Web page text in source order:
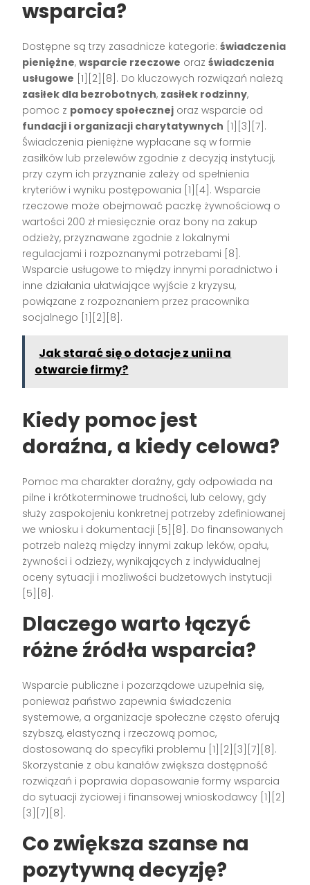
wsparcia?
Dostępne są trzy zasadnicze kategorie:świadczenia
pieniężne,wsparcie rzeczowe orazświadczenia
usługowe [1][2][8]. Do kluczowych rozwiązań należą
zasiłek dla bezrobotnych, zasiłek rodzinny,
pomoc z pomocy społecznej oraz wsparcie od
fundacji i organizacji charytatywnych [1][3][7].
Świadczenia pieniężne wypłacane są w formie
zasiłków lub przelewów zgodnie z decyzją instytucji,
przy czym ich przyznanie zależy od spełnienia
kryteriów i wyniku postępowania [1][4]. Wsparcie
rzeczowe może obejmować paczkę żywnościową o
wartości 200 zł miesięcznie oraz bony na zakup
odzieży, przyznawane zgodnie z lokalnymi
regulacjami i rozpoznanymi potrzebami [8].
Wsparcie usługowe to między innymi poradnictwo i
inne działania ułatwiające wyjście z kryzysu,
powiązane z rozpoznaniem przez pracownika
socjalnego [1][2][8].
Jak starać się o dotacje z unii na
otwarcie firmy?
Kiedy pomoc jest
doraźna, a kiedy celowa?
Pomoc ma charakter doraźny, gdy odpowiada na
pilne i krótkoterminowe trudności, lub celowy, gdy
służy zaspokojeniu konkretnej potrzeby zdefiniowanej
we wniosku i dokumentacji [5][8]. Do finansowanych
potrzeb należą między innymi zakup leków, opału,
żywności i odzieży, wynikających z indywidualnej
oceny sytuacji i możliwości budżetowych instytucji
[5][8].
Dlaczego warto łączyć
różne źródła wsparcia?
Wsparcie publiczne i pozarządowe uzupełnia się,
ponieważ państwo zapewnia świadczenia
systemowe, a organizacje społeczne często oferują
szybszą, elastyczną i rzeczową pomoc,
dostosowaną do specyfiki problemu [1][2][3][7][8].
Skorzystanie z obu kanałów zwiększa dostępność
rozwiązań i poprawia dopasowanie formy wsparcia
do sytuacji życiowej i finansowej wnioskodawcy [1][2]
[3][7][8].
Co zwiększa szanse na
pozytywną decyzję?